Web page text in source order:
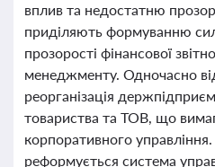
вплив та недостатню
приділяють формуванню
прозорості фінансової
менеджменту. Одночасно
реорганізація
товариства та ТОВ, що
корпоративного
реформується система